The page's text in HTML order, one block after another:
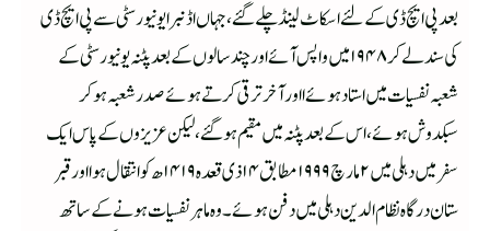
بعد پی ایچ ڈی کے لئے اسکاٹ لینڈ چلے گئے ،جہاں اڈنبرا یونیورسٹی سے پی ایچ ڈی
کی سند لے کر ۱۹۴۸ میں واپس آئے اور چند سالوں کے بعد پٹنہ یونیورسٹی کے
شعبہ نفسیات میں استاد ہوئے ااور آخر ترقی کرتے ہوئے صدر شعبہ ہوکر
سبکدوش ہوئے ،اس کے بعد پٹنہ میں مقیم ہوگئے ،لیکن عزیزوں کے پاس ایک
سفر میں دہلی میں ۲مارچ ۱۹۹۹ مطابق ۱۴ ذی قعدہ ۱۴۱۹ھ کو انتقال ہوا اور قبر
ستان درگاہ نظام الدین دہلی میں دفن ہوئے ۔ وہ ماہر نفسیات ہونے کے ساتھ